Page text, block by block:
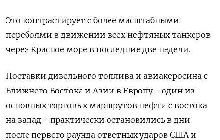
Это контрастирует с более масштабными
перебоями в движении всех нефтяных танкеров
через Красное море в последние две недели.
Поставки дизельного топлива и авиакеросина с
Ближнего Востока и Азии в Европу - один из
основных торговых маршрутов нефти с востока
на запад - практически остановились в дни
после первого раунда ответных ударов США и